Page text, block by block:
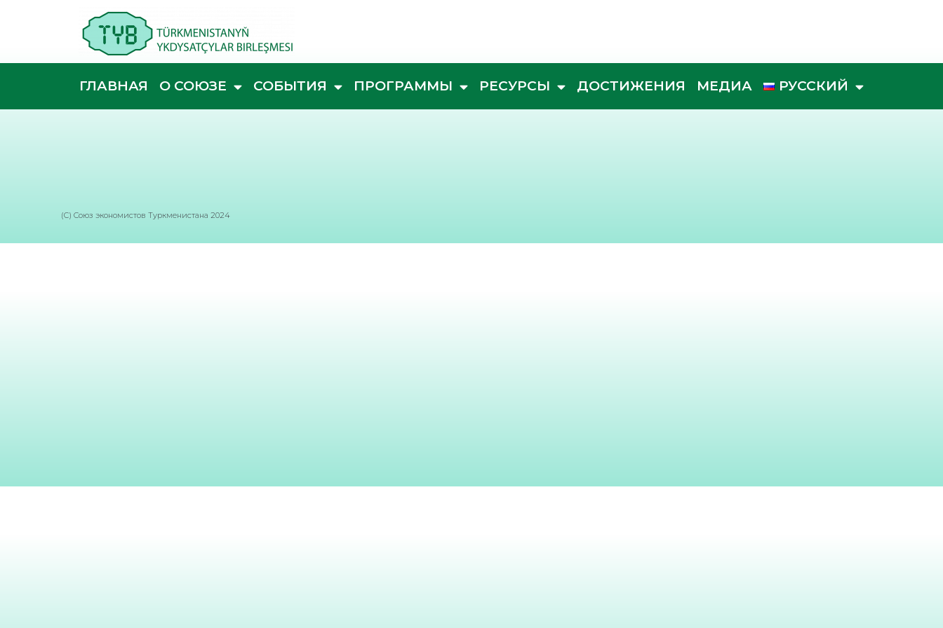
ГЛАВНАЯ О СОЮЗЕ СОБЫТИЯ ПРОГРАММЫ РЕСУРСЫ ДОСТИЖЕНИЯ МЕДИА РУССКИЙ
(C) Союз экономистов Туркменистана 2024